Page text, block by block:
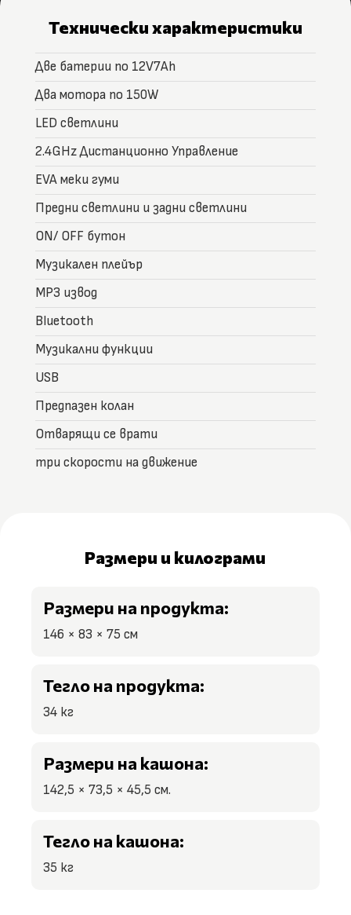
Технически характеристики
Две батерии по 12V7Ah
Два мотора по 150W
LED светлини
2.4GHz Дистанционно Управление
EVA меки гуми
Предни светлини и задни светлини
ON/ OFF бутон
Музикален плейър
MP3 извод
Bluetooth
Музикални функции
USB
Предпазен колан
Отварящи се врати
три скорости на движение
Размери и килограми
Размери на продукта:
146 × 83 × 75 см
Тегло на продукта:
34 кг
Размери на кашона:
142,5 × 73,5 × 45,5 см.
Тегло на кашона:
35 кг